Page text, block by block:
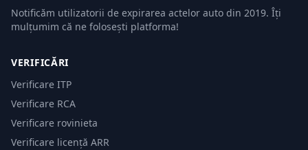
Notificăm utilizatorii de expirarea actelor auto din 2019. Îți
mulțumim că ne folosești platforma!
VERIFICĂRI
Verificare ITP
Verificare RCA
Verificare rovinieta
Verificare licență ARR